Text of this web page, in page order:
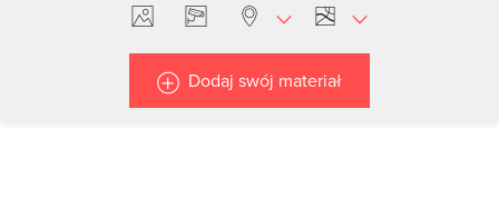
Dodaj swój materiał